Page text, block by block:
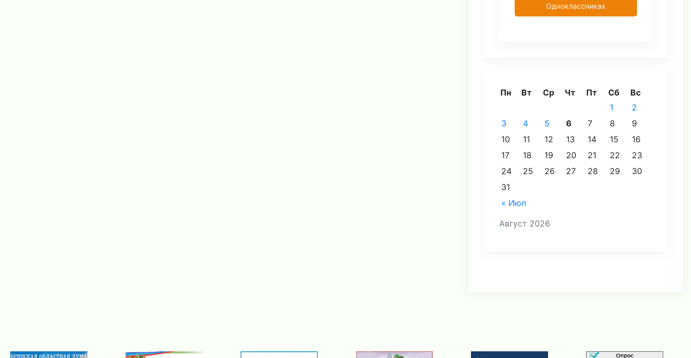
Одноклассниках
Август 2026
Пн Вт Ср Чт Пт Сб Вс
« Июл
1
2
3
4 5 6 7 8
9
10
11 12 13 14 15
16
17
18 19 20 21 22
23
24
25 26 27 28 29
30
31